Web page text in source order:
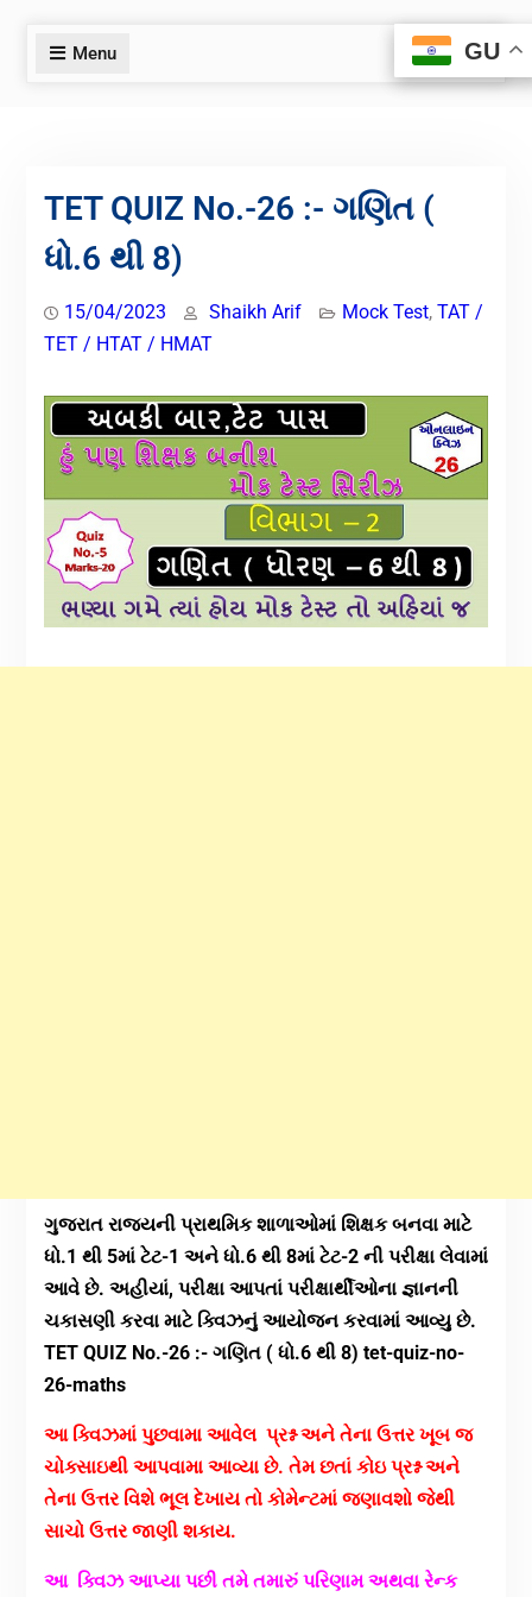
Menu
TET QUIZ No.-26 :- ગણિત (
ધો.6 થી 8)
15/04/2023 Shaikh Arif Mock Test, TAT /
TET / HTAT / HMAT
ગુજરાત રાજયની પ્રાથમિક શાળાઓમાં શિક્ષક બનવા માટે
ધો.1 થી 5માં ટેટ-1 અને ધો.6 થી 8માં ટેટ-2 ની પરીક્ષા લેવામાં
આવે છે. અહીયાં, પરીક્ષા આપતાં પરીક્ષાર્થીઓના જ્ઞાનની
ચકાસણી કરવા માટે ક્વિઝનું આયોજન કરવામાં આવ્યુ છે.
TET QUIZ No.-26 :- ગણિત ( ધો.6 થી 8) tet-quiz-no-
26-maths
આ ક્વિઝમાં પુછવામા આવેલ પ્રશ્ન અને તેના ઉત્તર ખૂબ જ
ચોક્સાઇથી આપવામા આવ્યા છે. તેમ છતાં કોઇપ્રશ્ન અને
તેના ઉત્તર વિશે ભૂલ દેખાય તો કોમેન્ટમાં જણાવશો જેથી
સાચો ઉત્તર જાણી શકાય.
આ ક્વિઝ આપ્યા પછી તમે તમારું પરિણામ અથવા રેન્ક
GU
GU